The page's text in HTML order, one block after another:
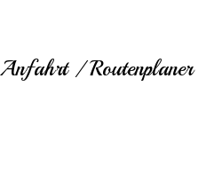
Anfahrt / Routenplaner